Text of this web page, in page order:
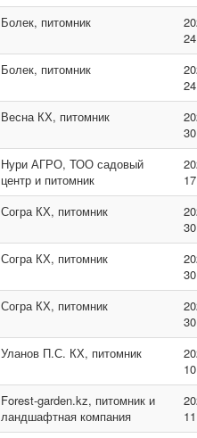
Болек, питомник
24
Болек, питомник
24
Весна КХ, питомник
30
Нури АГРО, ТОО садовый
центр и питомник
17
Согра КХ, питомник
30
Согра КХ, питомник
30
Согра КХ, питомник
30
Уланов П.С. КХ, питомник
10
Forest-garden.kz, питомник и
ландшафтная компания
11